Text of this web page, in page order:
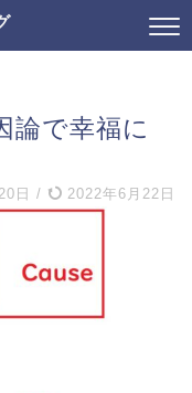
論で幸福に
日 / 2022年6月22日